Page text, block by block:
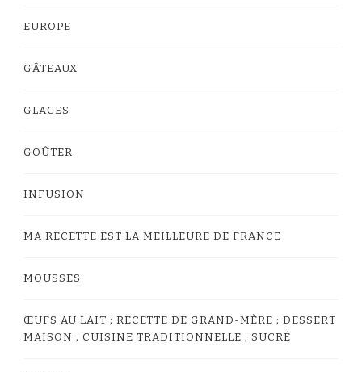
EUROPE
GÂTEAUX
GLACES
GOÛTER
INFUSION
MA RECETTE EST LA MEILLEURE DE FRANCE
MOUSSES
ŒUFS AU LAIT ; RECETTE DE GRAND-MÈRE ; DESSERT
MAISON ; CUISINE TRADITIONNELLE ; SUCRÉ